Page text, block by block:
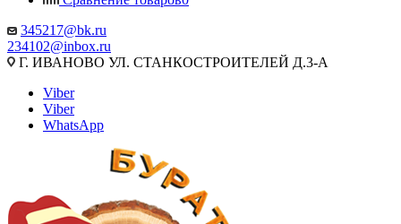
345217@bk.ru
234102@inbox.ru
Г. ИВАНОВО УЛ. СТАНКОСТРОИТЕЛЕЙ Д.3-А
Viber
Viber
WhatsApp